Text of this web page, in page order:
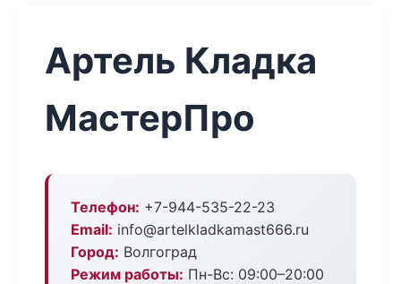
Артель Кладка
МастерПро
Телефон: +7-944-535-22-23
Email: info@artelkladkamast666.ru
Город: Волгоград
Режим работы: Пн-Вс: 09:00–20:00